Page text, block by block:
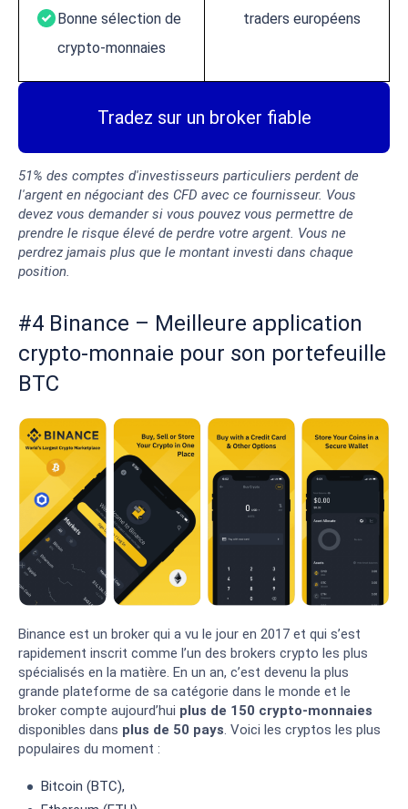
Bonne sélection de
crypto-monnaies
traders européens
Tradez sur un broker fiable
51% des comptes d'investisseurs particuliers perdent de
l'argent en négociant des CFD avec ce fournisseur. Vous
devez vous demander si vous pouvez vous permettre de
prendre le risque élevé de perdre votre argent. Vous ne
perdrez jamais plus que le montant investi dans chaque
position.
#4 Binance – Meilleure application
crypto-monnaie pour son portefeuille
BTC
Binance est un broker qui a vu le jour en 2017 et qui s’est
rapidement inscrit comme l’un des brokers crypto les plus
spécialisés en la matière. En un an, c’est devenu la plus
grande plateforme de sa catégorie dans le monde et le
broker compte aujourd’hui plus de 150 crypto-monnaies
disponibles dans plus de 50 pays. Voici les cryptos les plus
populaires du moment :
Bitcoin (BTC),